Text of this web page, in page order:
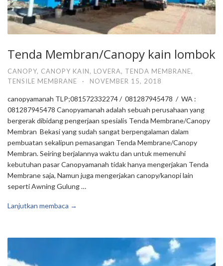
Tenda Membran/Canopy kain lombok
CANOPY, CANOPY KAIN, LOVERA, TENDA MEMBRANE,
TENSILE MEMBRANE
· NOVEMBER 15, 2018
canopyamanah TLP;081572332274 / 081287945478 / WA :
081287945478 Canopyamanah adalah sebuah perusahaan yang
bergerak dibidang pengerjaan spesialis Tenda Membrane/Canopy
Membran Bekasi yang sudah sangat berpengalaman dalam
pembuatan sekalipun pemasangan Tenda Membrane/Canopy
Membran. Seiring berjalannya waktu dan untuk memenuhi
kebutuhan pasar Canopyamanah tidak hanya mengerjakan Tenda
Membrane saja, Namun juga mengerjakan canopy/kanopi lain
seperti Awning Gulung …
Lanjutkan membaca →